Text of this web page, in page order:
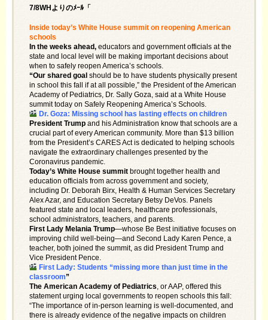
7/8WHよりのﾒｰﾙ「
Inside today’s White House summit on reopening American
schools
In the weeks ahead, educators and government officials at the
state and local level will be making important decisions about
when to safely reopen America’s schools.
“Our shared goal should be to have students physically present
in school this fall if at all possible,” the President of the American
Academy of Pediatrics, Dr. Sally Goza, said at a White House
summit today on Safely Reopening America’s Schools.
Dr. Goza: Missing school has lasting effects on children
President Trump and his Administration know that schools are a
crucial part of every American community. More than $13 billion
from the President’s CARES Act is dedicated to helping schools
navigate the extraordinary challenges presented by the
Coronavirus pandemic.
Today’s White House summitbrought together health and
education officials from across government and society,
including Dr. Deborah Birx, Health & Human Services Secretary
Alex Azar, and Education Secretary Betsy DeVos. Panels
featured state and local leaders, healthcare professionals,
school administrators, teachers, and parents.
First Lady Melania Trump—whose Be Best initiative focuses on
improving child well-being—and Second Lady Karen Pence, a
teacher, both joined the summit, as did President Trump and
Vice President Pence.
First Lady: Students “missing more than just time in the
classroom”
The American Academy of Pediatrics, or AAP, offered this
statement urging local governments to reopen schools this fall:
“The importance of in-person learning is well-documented, and
there is already evidence of the negative impacts on children